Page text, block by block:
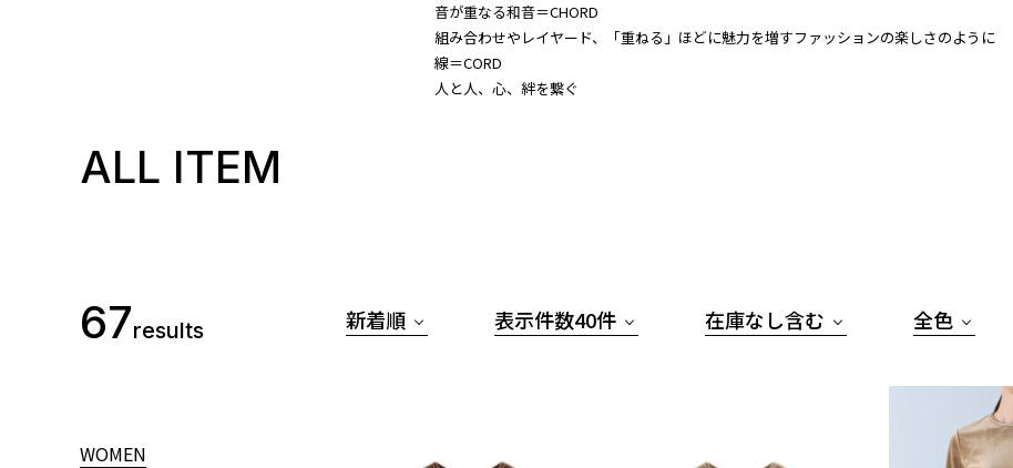
音が重なる和音＝CHORD
組み合わせやレイヤード、「重ねる」ほどに魅力を増すファッションの楽しさのように
線＝CORD
人と人、心、絆を繋ぐ
ALL ITEM
67results
WOMEN
新着順 表示件数40件 在庫なし含む 全色